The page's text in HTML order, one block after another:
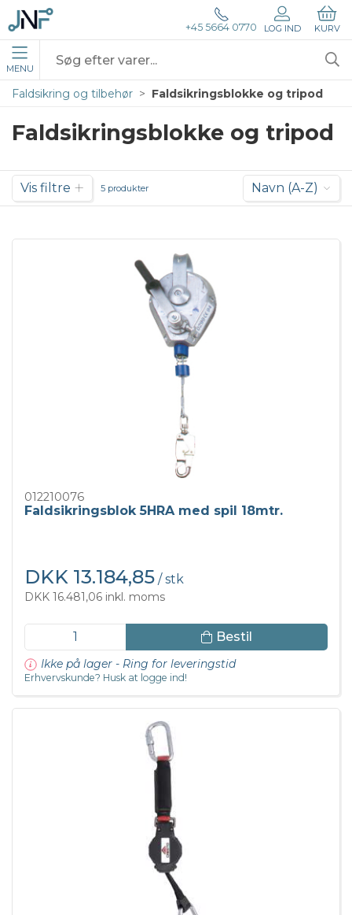
+45 5664 0770 LOG IND KURV
MENU
Faldsikring og tilbehør Faldsikringsblokke og tripod
Faldsikringsblokke og tripod
Vis filtre 5 produkter Navn (A-Z)
012210076
Faldsikringsblok 5HRA med spil 18mtr.
DKK 13.184,85 / stk
DKK 16.481,06 inkl. moms
Bestil
Ikke på lager - Ring for leveringstid
Erhvervskunde? Husk at logge ind!